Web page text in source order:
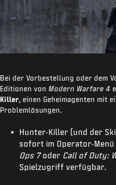
Bei der Vorbestellung oder dem
Editionen von Modern Warfare 4
Killer, einen Geheimagenten mit
Problemlösungen.
Hunter-Killer (und der
sofort im Operator-Menü
Ops 7oder Call of Duty:
Spielzugriff verfügbar.